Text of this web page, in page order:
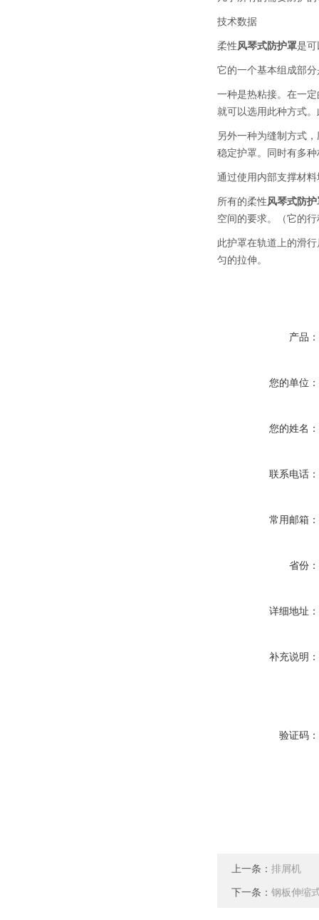
技术数据
柔性风琴式防护罩是可
它的一个基本组成部
一种是热粘接。在一
就可以选用此种方式
另外一种为缝制方式
稳定护罩。同时有多
通过使用内部支撑材
所有的柔性风琴式防护
空间的要求。（它的
此护罩在轨道上的滑
匀的拉伸。
产品：
您的单位：
您的姓名：
联系电话：
常用邮箱：
省份：
详细地址：
补充说明：
验证码：
上一条： 排屑机
下一条： 钢板伸缩